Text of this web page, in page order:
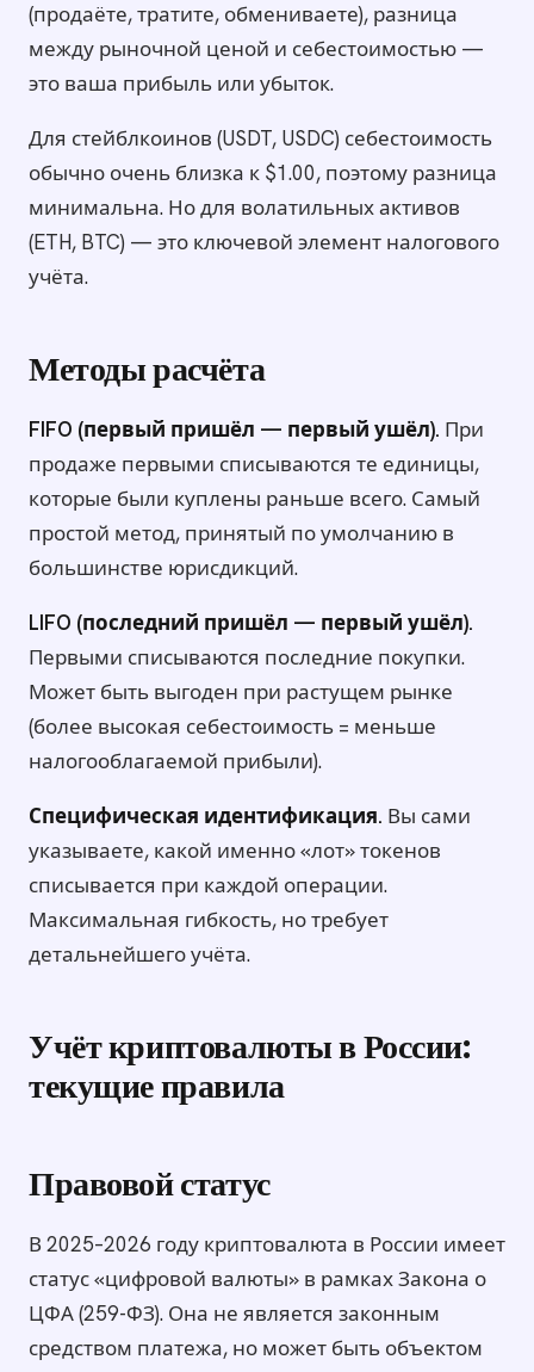
(продаёте, тратите, обмениваете), разница
между рыночной ценой и себестоимостью —
это ваша прибыль или убыток.
Для стейблкоинов (USDT, USDC) себестоимость
обычно очень близка к $1.00, поэтому разница
минимальна. Но для волатильных активов
(ETH, BTC) — это ключевой элемент налогового
учёта.
Методы расчёта
FIFO (первый пришёл — первый ушёл). При
продаже первыми списываются те единицы,
которые были куплены раньше всего. Самый
простой метод, принятый по умолчанию в
большинстве юрисдикций.
LIFO (последний пришёл — первый ушёл).
Первыми списываются последние покупки.
Может быть выгоден при растущем рынке
(более высокая себестоимость = меньше
налогооблагаемой прибыли).
Специфическая идентификация. Вы сами
указываете, какой именно «лот» токенов
списывается при каждой операции.
Максимальная гибкость, но требует
детальнейшего учёта.
Учёт криптовалюты в России:
текущие правила
Правовой статус
В 2025–2026 году криптовалюта в России имеет
статус «цифровой валюты» в рамках Закона о
ЦФА (259-ФЗ). Она не является законным
средством платежа, но может быть объектом